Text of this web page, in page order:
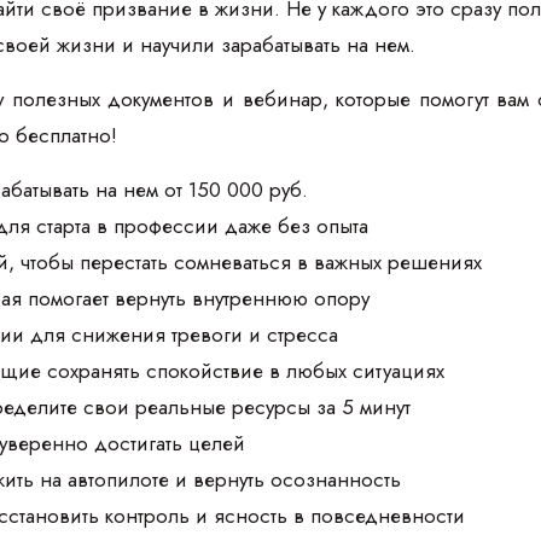
своё призвание в жизни. Не у каждого это сразу
жизни и научили зарабатывать на нем.
документов и вебинар, которые помогут
бесплатно!
на нем от 150 000 руб.
старта в профессии даже без опыта
чтобы перестать сомневаться в важных решениях
помогает вернуть внутреннюю опору
для снижения тревоги и стресса
сохранять спокойствие в любых ситуациях
свои реальные ресурсы за 5 минут
достигать целей
на автопилоте и вернуть осознанность
контроль и ясность в повседневности